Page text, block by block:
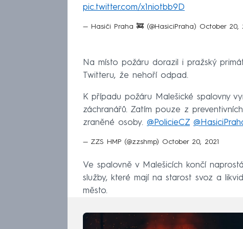
pic.twitter.com/x1niotbb9D
— Hasiči Praha 🚒 (@HasiciPraha) October 20,
Na místo požáru dorazil i pražský
Twitteru, že nehoří odpad.
K případu požáru Malešické spalovny
záchranářů. Zatím pouze z
zraněné osoby. @PolicieCZ
— ZZS HMP (@zzshmp) October 20, 2021
Ve spalovně v Malešicích končí
služby, které mají na starost svoz a
město.